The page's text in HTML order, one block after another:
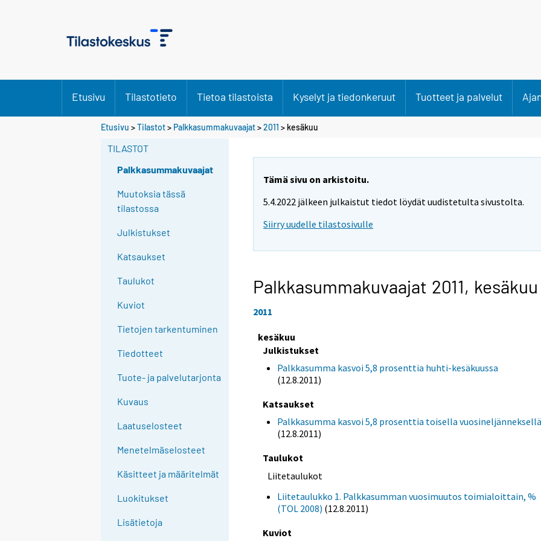
Etusivu Tilastotieto Tietoa tilastoista Kyselyt ja tiedonkeruut Tuotteet ja palvelut
Etusivu >Tilastot> Palkkasummakuvaajat>2011 > kesäkuu
TILASTOT
Palkkasummakuvaajat
Muutoksia tässä
tilastossa
Julkistukset
Katsaukset
Taulukot
Kuviot
Tietojen tarkentuminen
Tiedotteet
Tuote- ja palvelutarjonta
Kuvaus
Laatuselosteet
Menetelmäselosteet
Käsitteet ja määritelmät
Luokitukset
Lisätietoja
Tämä sivu on arkistoitu.
5.4.2022 jälkeen julkaistut tiedot löydät uudistetulta sivustolta.
Siirry uudelle tilastosivulle
Palkkasummakuvaajat 2011, kesäkuu
2011
kesäkuu
Julkistukset
Palkkasumma kasvoi 5,8 prosenttia huhti-kesäkuussa
(12.8.2011)
Katsaukset
Palkkasumma kasvoi 5,8 prosenttia toisella
(12.8.2011)
Taulukot
Liitetaulukot
Liitetaulukko 1. Palkkasumman vuosimuutos toimialoittain, %
(TOL 2008) (12.8.2011)
Kuviot